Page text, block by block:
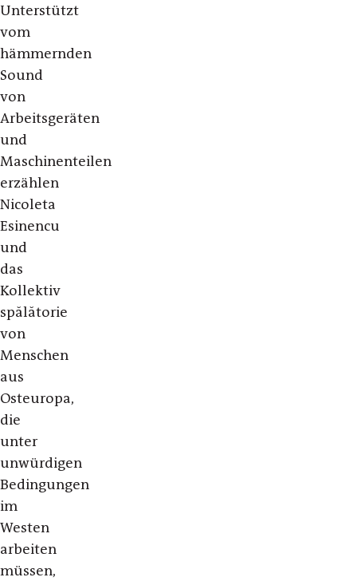
Unterstützt
vom
hämmernden
Sound
von
Arbeitsgeräten
und
Maschinenteilen
erzählen
Nicoleta
Esinencu
und
das
Kollektiv
spălătorie
von
Menschen
aus
Osteuropa,
die
unter
unwürdigen
Bedingungen
im
Westen
arbeiten
müssen,